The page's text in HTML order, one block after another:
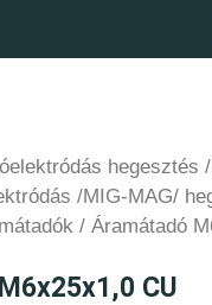
hegesztés
/MIG-MAG/
/ Áramátadó
CU